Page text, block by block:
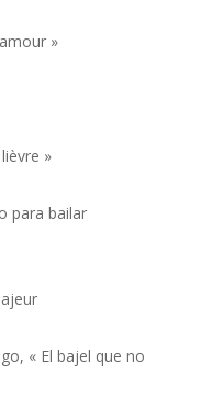
»
»
para bailar
, « El bajel que no